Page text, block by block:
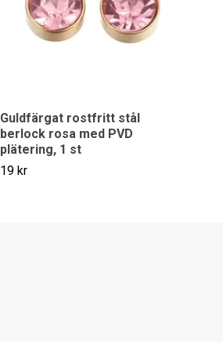
Guldfärgat rostfritt stål
berlock rosa med PVD
plätering, 1 st
19 kr